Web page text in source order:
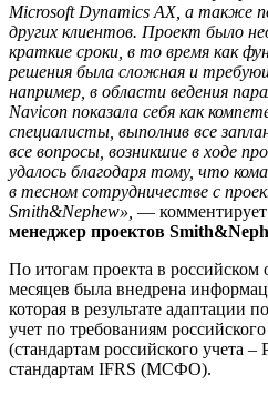
Microsoft Dynamics AX, а также
других клиентов. Проект было
краткие сроки, в то время как
решения была сложная и
например, в области ведения
Navicon показала себя как
специалисты, выполнив все
все вопросы, возникшие в ходе
удалось благодаря тому, что
в тесном сотрудничестве c
Smith&Nephew», — комментирует
менеджер проектов
По итогам проекта в российском
месяцев была внедрена
которая в результате адаптации
учет по требованиям
(стандартам российского учета
стандартам IFRS (МСФО).